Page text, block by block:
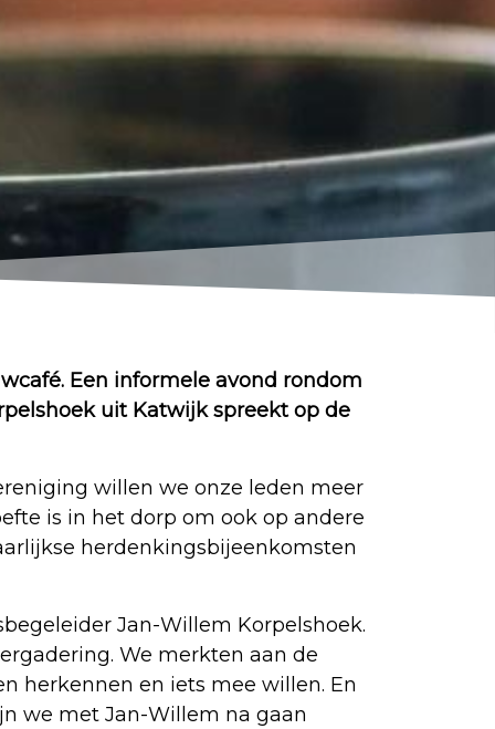
Een informele avond rondom
uit Katwijk spreekt op de
willen we onze leden meer
is in het dorp om ook op andere
herdenkingsbijeenkomsten
Jan-Willem Korpelshoek.
We merkten aan de
herkennen en iets mee willen. En
we met Jan-Willem na gaan